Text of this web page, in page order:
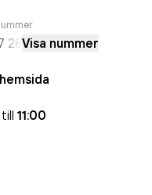
28Visa nummer
till 11:00